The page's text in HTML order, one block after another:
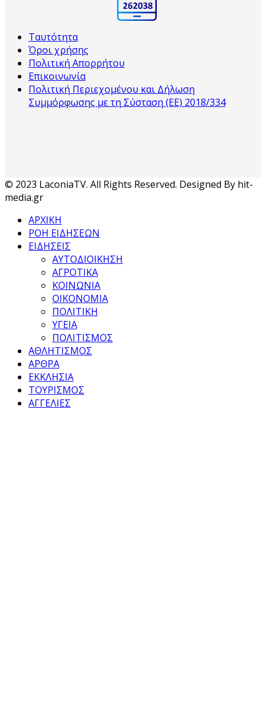
Ταυτότητα
Όροι χρήσης
Πολιτική Απορρήτου
Επικοινωνία
Πολιτική Περιεχομένου και Δήλωση
Συμμόρφωσης με τη Σύσταση (ΕΕ) 2018/334
© 2023 LaconiaTV. All Rights Reserved. Designed By hit-
media.gr
ΑΡΧΙΚΗ
ΡΟΗ ΕΙΔΗΣΕΩΝ
ΕΙΔΗΣΕΙΣ
ΑΥΤΟΔΙΟΙΚΗΣΗ
ΑΓΡΟΤΙΚΑ
ΚΟΙΝΩΝΙΑ
ΟΙΚΟΝΟΜΙΑ
ΠΟΛΙΤΙΚΗ
ΥΓΕΙΑ
ΠΟΛΙΤΙΣΜΟΣ
ΑΘΛΗΤΙΣΜΟΣ
ΑΡΘΡΑ
ΕΚΚΛΗΣΙΑ
ΤΟΥΡΙΣΜΟΣ
ΑΓΓΕΛΙΕΣ